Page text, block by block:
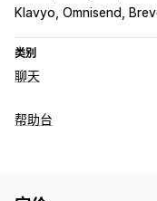
Klavyo, Omnisend,
类别
聊天
实时消息传送
帮助台